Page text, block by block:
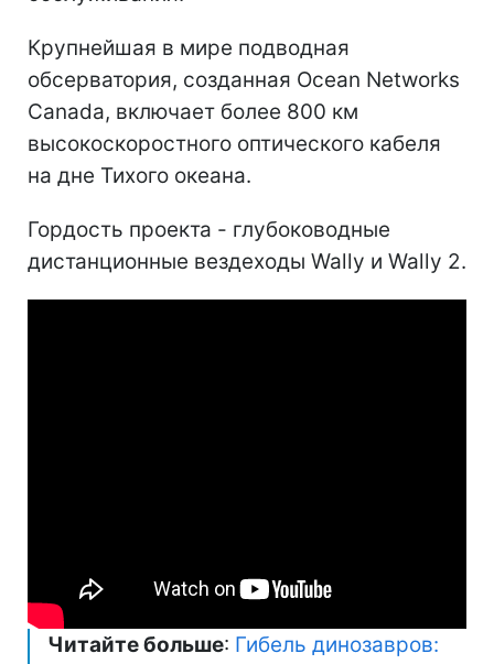
Крупнейшая в мире подводная
обсерватория, созданная Ocean Networks
Canada, включает более 800 км
высокоскоростного оптического кабеля
на дне Тихого океана.
Гордость проекта - глубоководные
дистанционные вездеходы Wally и Wally 2.
Читайте больше: Гибель динозавров: